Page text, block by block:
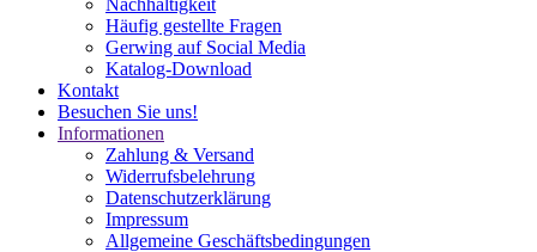
Nachhaltigkeit
Häufig gestellte Fragen
Gerwing auf Social Media
Katalog-Download
Kontakt
Besuchen Sie uns!
Informationen
Zahlung & Versand
Widerrufsbelehrung
Datenschutz­erklärung
Impressum
Allgemeine Geschäftsbedingungen